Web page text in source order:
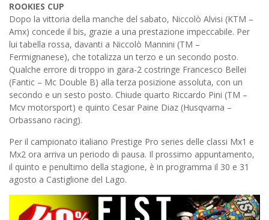
ROOKIES CUP
Dopo la vittoria della manche del sabato, Niccolò Alvisi (KTM –
Amx) concede il bis, grazie a una prestazione impeccabile. Per
lui tabella rossa, davanti a Niccolò Mannini (TM –
Fermignanese), che totalizza un terzo e un secondo posto.
Qualche errore di troppo in gara-2 costringe Francesco Bellei
(Fantic – Mc Double B) alla terza posizione assoluta, con un
secondo e un sesto posto. Chiude quarto Riccardo Pini (TM –
Mcv motorsport) e quinto Cesar Paine Diaz (Husqvarna –
Orbassano racing).
Per il campionato italiano Prestige Pro series delle classi Mx1 e
Mx2 ora arriva un periodo di pausa. Il prossimo appuntamento,
il quinto e penultimo della stagione, è in programma il 30 e 31
agosto a Castiglione del Lago.